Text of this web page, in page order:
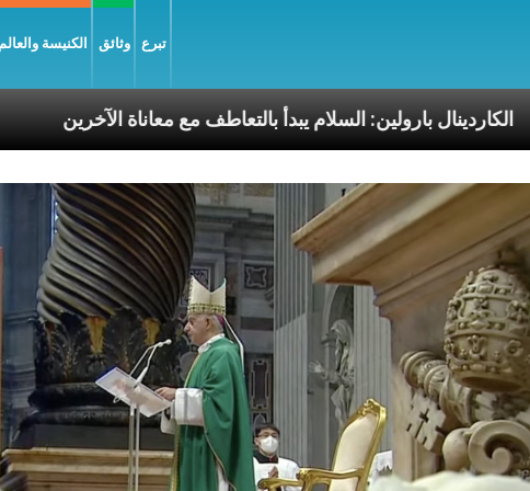
الكنيسة والعالم وثائق تبرع
الكاردينال بارولين: السلام يبدأ بالتعاطف مع